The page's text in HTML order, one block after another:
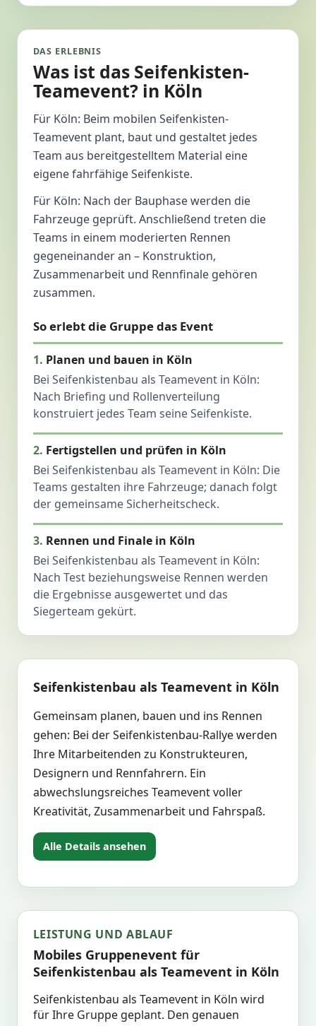
DAS ERLEBNIS
Was ist das Seifenkisten-
Teamevent? in Köln
Für Köln: Beim mobilen Seifenkisten-
Teamevent plant, baut und gestaltet jedes
Team aus bereitgestelltem Material eine
eigene fahrfähige Seifenkiste.
Für Köln: Nach der Bauphase werden die
Fahrzeuge geprüft. Anschließend treten die
Teams in einem moderierten Rennen
gegeneinander an – Konstruktion,
Zusammenarbeit und Rennfinale gehören
zusammen.
So erlebt die Gruppe das Event
Planen und bauen in Köln
Bei Seifenkistenbau als Teamevent in Köln:
Nach Briefing und Rollenverteilung
konstruiert jedes Team seine Seifenkiste.
Fertigstellen und prüfen in Köln
Bei Seifenkistenbau als Teamevent in Köln: Die
Teams gestalten ihre Fahrzeuge; danach folgt
der gemeinsame Sicherheitscheck.
Rennen und Finale in Köln
Bei Seifenkistenbau als Teamevent in Köln:
Nach Test beziehungsweise Rennen werden
die Ergebnisse ausgewertet und das
Siegerteam gekürt.
Seifenkistenbau als Teamevent in Köln
Gemeinsam planen, bauen und ins Rennen
gehen: Bei der Seifenkistenbau-Rallye werden
Ihre Mitarbeitenden zu Konstrukteuren,
Designern und Rennfahrern. Ein
abwechslungsreiches Teamevent voller
Kreativität, Zusammenarbeit und Fahrspaß.
Alle Details ansehen
LEISTUNG UND ABLAUF
Mobiles Gruppenevent für
Seifenkistenbau als Teamevent in Köln
Seifenkistenbau als Teamevent in Köln wird
für Ihre Gruppe geplant. Den genauen